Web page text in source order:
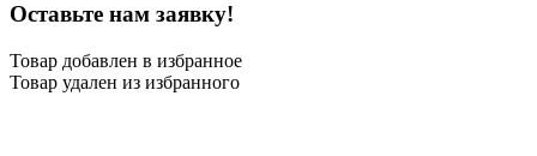
Оставьте нам заявку!
Товар добавлен в избранное
Товар удален из избранного